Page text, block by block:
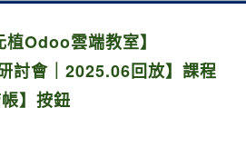
植Odoo雲端教室】
討會｜2025.06回放】課程
】 按鈕